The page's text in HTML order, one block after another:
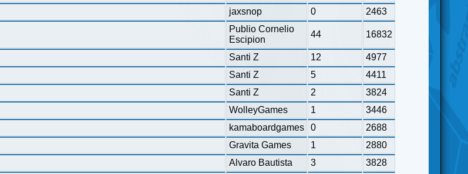
jaxsnop 0 2463
Publio Cornelio
Escipion
44 16832
Santi Z 12
4977
Santi Z 5
4411
Santi Z 2
3824
WolleyGames 1
3446
kamaboardgames 0
2688
Gravita Games 1
2880
Alvaro Bautista 3
3828